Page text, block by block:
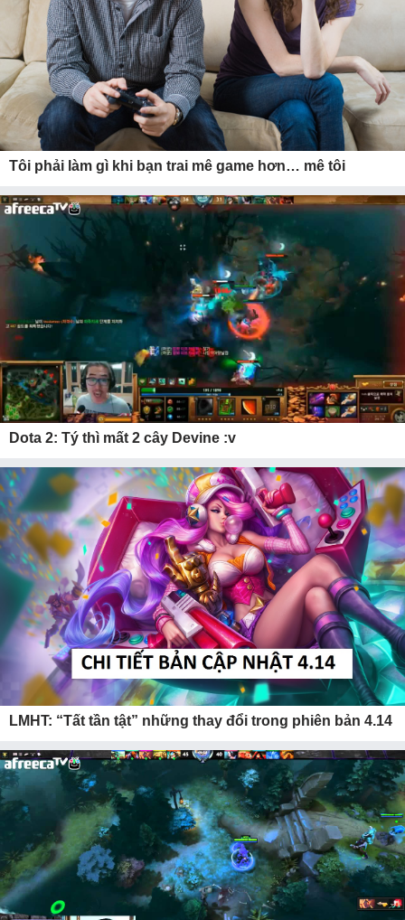
Tôi phải làm gì khi bạn trai mê game hơn… mê tôi
Dota 2: Tý thì mất 2 cây Devine :v
LMHT: “Tất tần tật” những thay đổi trong phiên bản 4.14